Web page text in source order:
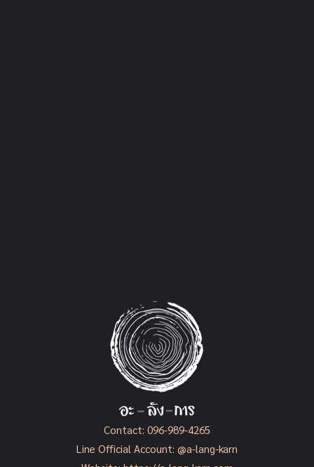
Contact: 096-989-4265
Line Official Account: @a-lang-karn